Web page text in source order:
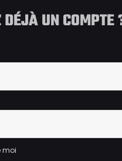
UN COMPTE
moi